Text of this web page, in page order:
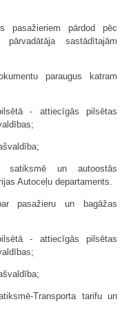
pasažieriem pārdod pēc
sastādītajām
paraugus katram
- attiecīgās pilsētas
satiksmē un autoostās
Autoceļu departaments.
pasažieru un bagāžas
- attiecīgās pilsētas
Transporta tarifu un